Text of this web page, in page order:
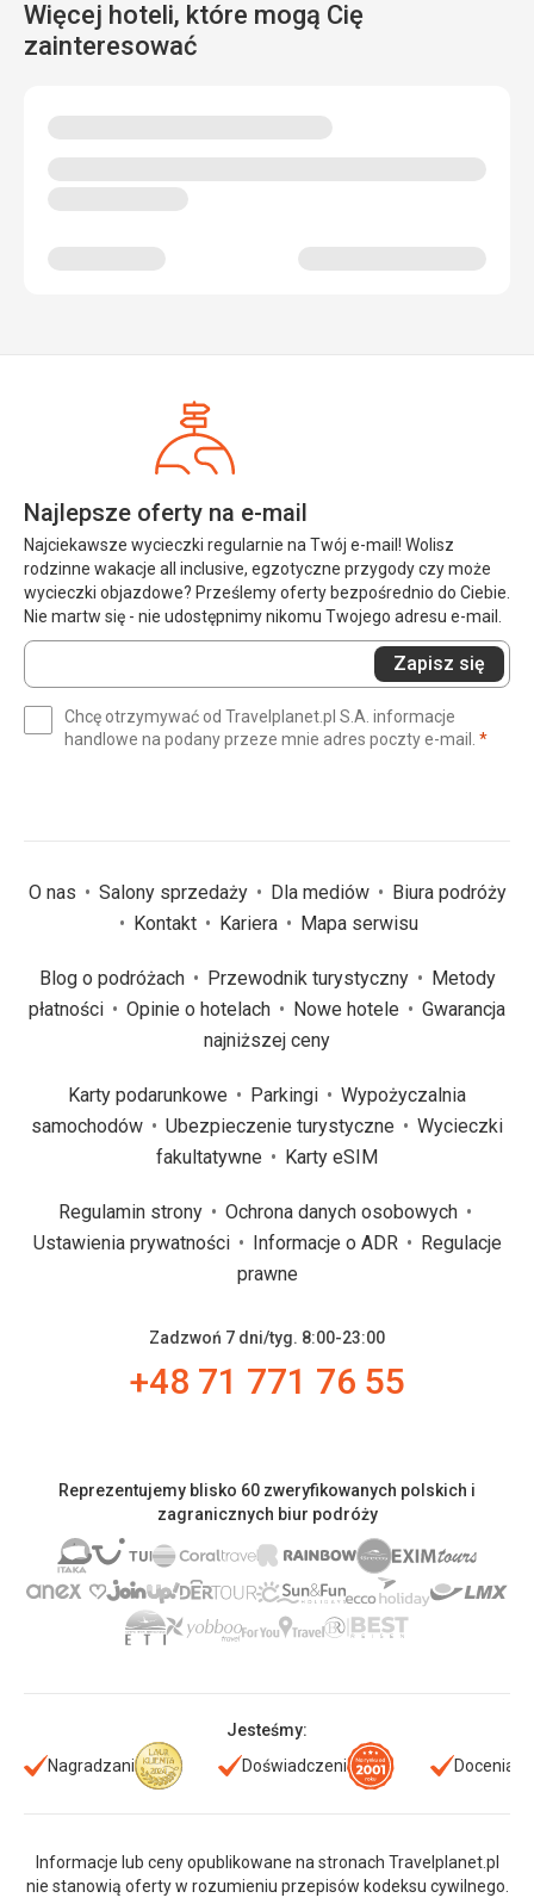
Więcej hoteli, które mogą Cię
zainteresować
Najlepsze oferty na e-mail
Najciekawsze wycieczki regularnie na Twój e-mail! Wolisz
rodzinne wakacje all inclusive, egzotyczne przygody czy może
wycieczki objazdowe? Prześlemy oferty bezpośrednio do Ciebie.
Nie martw się - nie udostępnimy nikomu Twojego adresu e-mail.
Wprowadź
swój
(wymagane)
Zapisz się
Chcę otrzymywać od Travelplanet.pl S.A. informacje
handlowe na podany przeze mnie adres poczty e-mail. *
O nas Salony sprzedaży Dla mediów
Biura podróży
Kontakt
Kariera Mapa serwisu
Blog o podróżach Przewodnik turystyczny
Metody
płatności
Opinie o hotelach Nowe hotele
Gwarancja
najniższej ceny
Karty podarunkowe Parkingi
Wypożyczalnia
samochodów
Ubezpieczenie turystyczne
Wycieczki
fakultatywne
Karty eSIM
Regulamin strony
Ochrona danych osobowych
Ustawienia prywatności
Informacje o ADR
Regulacje
prawne
Zadzwoń 7 dni/tyg. 8:00-23:00
+48 71 771 76 55
Reprezentujemy blisko 60 zweryfikowanych polskich i
zagranicznych biur podróży
Jesteśmy:
Nagradzani
Doświadczeni Doceniani
Informacje lub ceny opublikowane na stronach Travelplanet.pl
nie stanowią oferty w rozumieniu przepisów kodeksu cywilnego.